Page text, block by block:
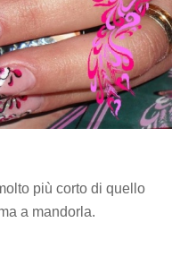
più corto di quello
a mandorla.